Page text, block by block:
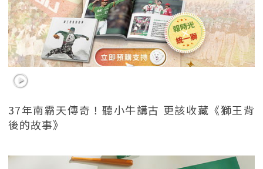
37年南霸天傳奇！聽小牛講古 更該收藏《獅王背
後的故事》